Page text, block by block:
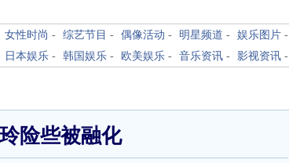
女性时尚 - 综艺节目 - 偶像活动 - 明星频道 - 娱乐图片 -
日本娱乐 - 韩国娱乐 - 欧美娱乐 - 音乐资讯 - 影视资讯 -
险些被融化